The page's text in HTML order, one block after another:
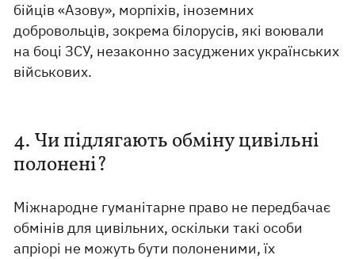
бійців «Азову», морпіхів, іноземних
добровольців, зокрема білорусів, які воювали
на боці ЗСУ, незаконно засуджених українських
військових.
4. Чи підлягають обміну цивільні
полонені?
Міжнародне гуманітарне право не передбачає
обмінів для цивільних, оскільки такі особи
апріорі не можуть бути полоненими, їх